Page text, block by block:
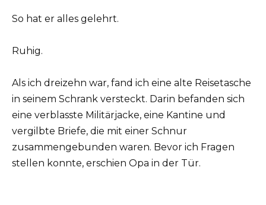
So hat er alles gelehrt.
Ruhig.
Als ich dreizehn war, fand ich eine alte Reisetasche
in seinem Schrank versteckt. Darin befanden sich
eine verblasste Militärjacke, eine Kantine und
vergilbte Briefe, die mit einer Schnur
zusammengebunden waren. Bevor ich Fragen
stellen konnte, erschien Opa in der Tür.